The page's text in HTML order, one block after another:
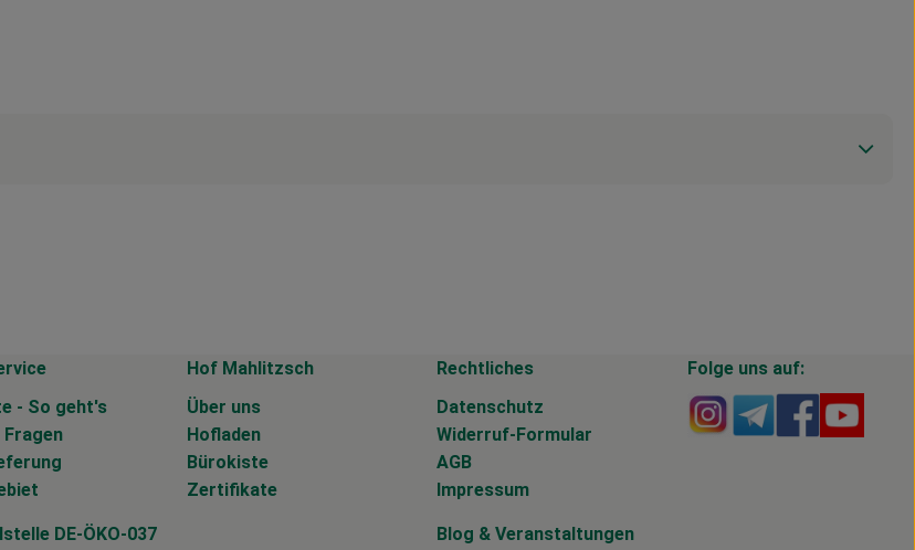
- So geht's
Fragen
Hof Mahlitzsch
Über uns
Hofladen
Bürokiste
Zertifikate
Rechtliches
Datenschutz
Widerruf-Formular
AGB
Impressum
Folge uns auf:
Externer Link zu
Externer Link
Externer
DE-ÖKO-037 Blog & Veranstaltungen